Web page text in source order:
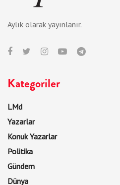
Aylık olarak yayınlanır.
Kategoriler
LMd
Yazarlar
Konuk Yazarlar
Politika
Gündem
Dünya